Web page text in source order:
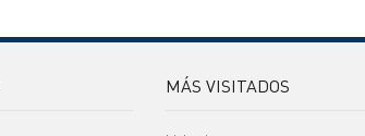
MÁS VISITADOS